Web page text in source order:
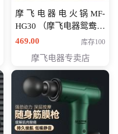
摩飞电器电火锅MF-
HG30 （摩飞电器鸳鸯锅
MF-HG30 ） 会员专享价
469.00 库存100
摩飞电器专卖店